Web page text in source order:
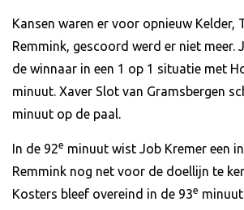
Kansen waren er voor opnieuw Kelder,
Remmink, gescoord werd er niet meer.
de winnaar in een 1 op 1 situatie met
minuut. Xaver Slot van Gramsbergen
minuut op de paal.
In de 92e minuut wist Job Kremer een
Remmink nog net voor de doellijn te
Kosters bleef overeind in de 93e